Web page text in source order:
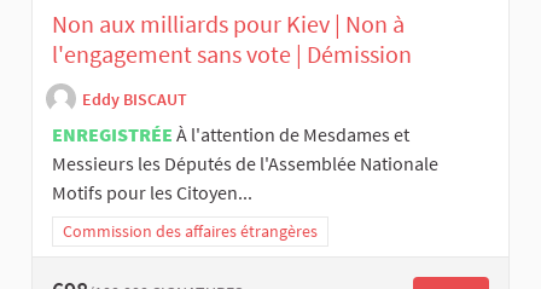
Non aux milliards pour Kiev | Non à
l'engagement sans vote | Démission
Eddy BISCAUT
ENREGISTRÉE À l'attention de Mesdames et
Messieurs les Députés de l'Assemblée Nationale
Motifs pour les Citoyen...
Commission des affaires étrangères